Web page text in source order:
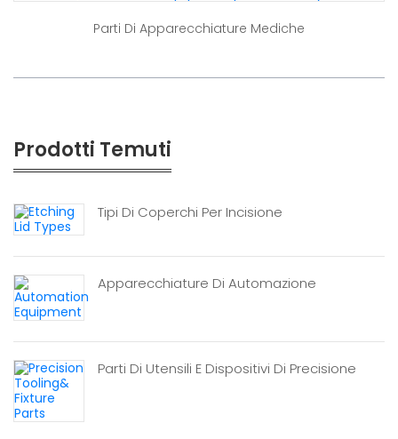
Parti Di Apparecchiature Mediche
Prodotti Temuti
Tipi Di Coperchi Per Incisione
Apparecchiature Di Automazione
Parti Di Utensili E Dispositivi Di Precisione